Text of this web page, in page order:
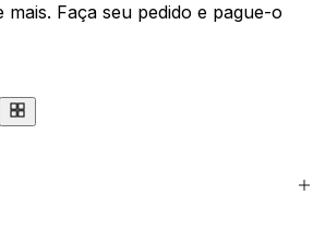
Faça seu pedido e pague-o